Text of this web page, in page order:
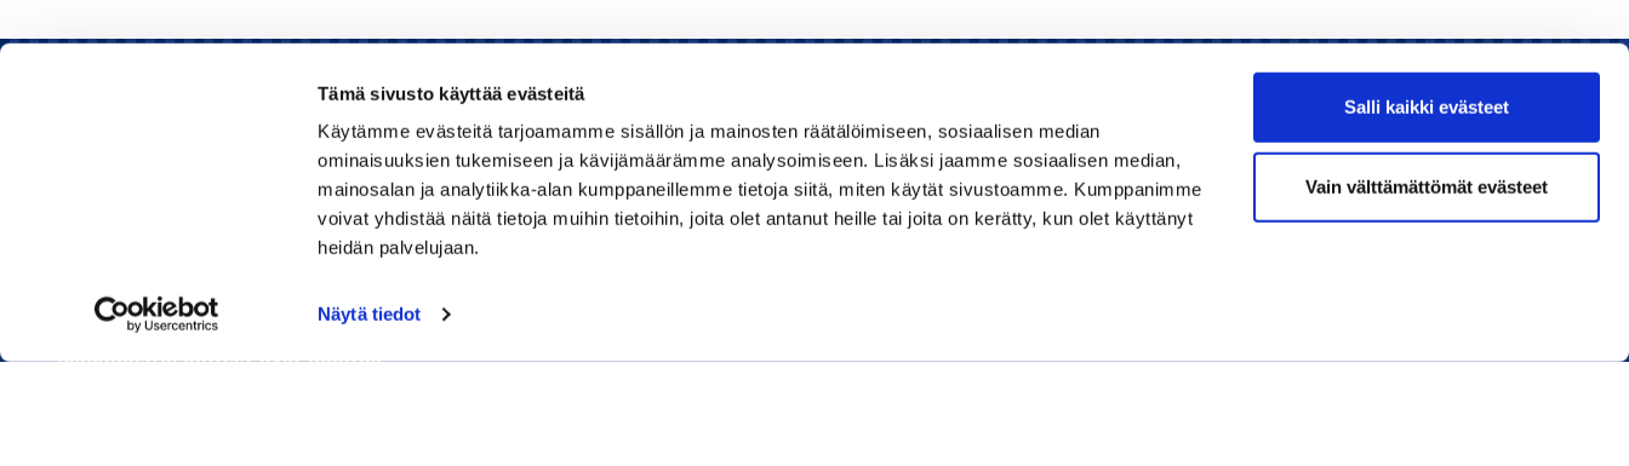
Tämä sivusto käyttää evästeitä
Käytämme evästeitä tarjoamamme sisällön ja mainosten räätälöimiseen, sosiaalisen median
ominaisuuksien tukemiseen ja kävijämäärämme analysoimiseen. Lisäksi jaamme sosiaalisen median,
mainosalan ja analytiikka-alan kumppaneillemme tietoja siitä, miten käytät sivustoamme. Kumppanimme
voivat yhdistää näitä tietoja muihin tietoihin, joita olet antanut heille tai joita on kerätty, kun olet käyttänyt
heidän palvelujaan.
Näytä tiedot
Salli kaikki evästeet
Vain välttämättömät evästeet
Rauman kauppakamari
Huom! Vientikaupan asiakirjoihin liittyvät kyselyt
040 1828 268(Heini Yli-Antola)
Sähköpostiosoitteet ovat muotoa
Kauppakamari
Koulutukset ja tapahtumat
Liity jäseneksi